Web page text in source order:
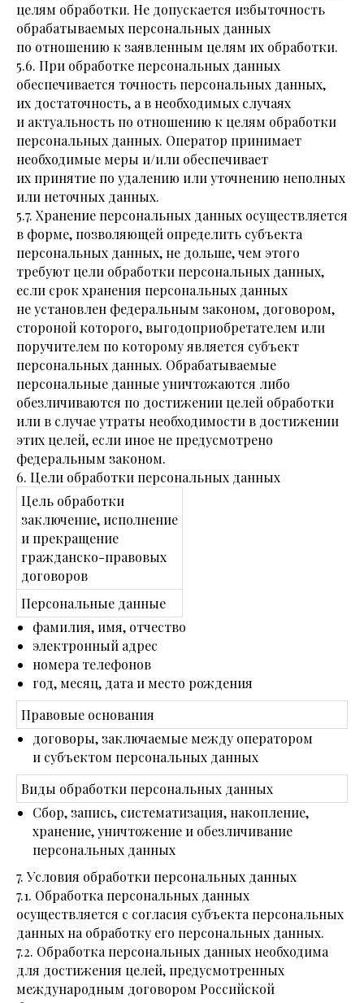
целям обработки. Не допускается избыточность
обрабатываемых персональных данных
по отношению к заявленным целям их обработки.
5.6. При обработке персональных данных
обеспечивается точность персональных данных,
их достаточность, а в необходимых случаях
и актуальность по отношению к целям обработки
персональных данных. Оператор принимает
необходимые меры и/или обеспечивает
их принятие по удалению или уточнению неполных
или неточных данных.
5.7. Хранение персональных данных осуществляется
в форме, позволяющей определить субъекта
персональных данных, не дольше, чем этого
требуют цели обработки персональных данных,
если срок хранения персональных данных
не установлен федеральным законом, договором,
стороной которого, выгодоприобретателем или
поручителем по которому является субъект
персональных данных. Обрабатываемые
персональные данные уничтожаются либо
обезличиваются по достижении целей обработки
или в случае утраты необходимости в достижении
этих целей, если иное не предусмотрено
федеральным законом.
6. Цели обработки персональных данных
Цель обработки
заключение, исполнение
и прекращение
гражданско-правовых
договоров
Персональные данные
фамилия, имя, отчество
электронный адрес
номера телефонов
год, месяц, дата и место рождения
Правовые основания
договоры, заключаемые между оператором
и субъектом персональных данных
Виды обработки персональных данных
Сбор, запись, систематизация, накопление,
хранение, уничтожение и обезличивание
персональных данных
7. Условия обработки персональных данных
7.1. Обработка персональных данных
осуществляется с согласия субъекта персональных
данных на обработку его персональных данных.
7.2. Обработка персональных данных необходима
для достижения целей, предусмотренных
международным договором Российской